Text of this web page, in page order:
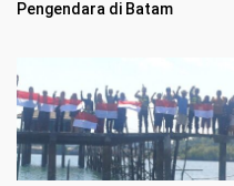
Pengendara di Batam